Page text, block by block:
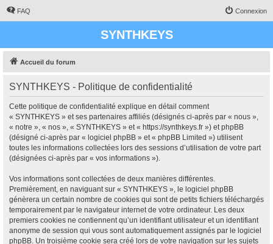
FAQ Connexion
SYNTHKEYS
Accueil du forum
SYNTHKEYS - Politique de confidentialité
Cette politique de confidentialité explique en détail comment
« SYNTHKEYS » et ses partenaires affiliés (désignés ci-après par « nous »,
« notre », « nos », « SYNTHKEYS » et « https://synthkeys.fr ») et phpBB
(désigné ci-après par « logiciel phpBB » et « phpBB Limited ») utilisent
toutes les informations collectées lors des sessions d’utilisation de votre part
(désignées ci-après par « vos informations »).
Vos informations sont collectées de deux manières différentes.
Premièrement, en naviguant sur « SYNTHKEYS », le logiciel phpBB
génèrera un certain nombre de cookies qui sont de petits fichiers téléchargés
temporairement par le navigateur internet de votre ordinateur. Les deux
premiers cookies ne contiennent qu’un identifiant utilisateur et un identifiant
anonyme de session qui vous sont automatiquement assignés par le logiciel
phpBB. Un troisième cookie sera créé lors de votre navigation sur les sujets